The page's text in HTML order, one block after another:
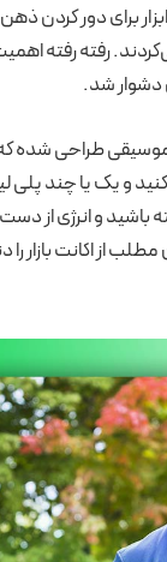
برای دور
رفته رفته
دشوار شد.
طراحی شده که
یک یا چند پلی
و انرژی از
از اکانت